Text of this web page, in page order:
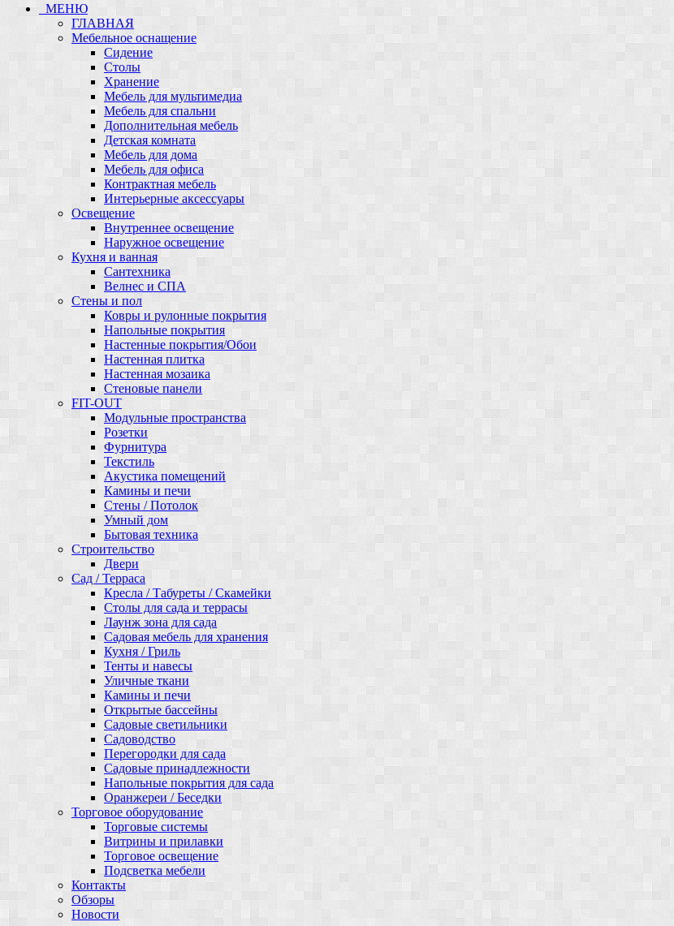
МЕНЮ
ГЛАВНАЯ
Мебельное оснащение
Сидение
Столы
Хранение
Мебель для мультимедиа
Мебель для спальни
Дополнительная мебель
Детская комната
Мебель для дома
Мебель для офиса
Контрактная мебель
Интерьерные аксессуары
Освещение
Внутреннее освещение
Наружное освещение
Кухня и ванная
Сантехника
Велнес и СПА
Стены и пол
Ковры и рулонные покрытия
Напольные покрытия
Настенные покрытия/Обои
Настенная плитка
Настенная мозаика
Стеновые панели
FIT-OUT
Модульные пространства
Розетки
Фурнитура
Текстиль
Акустика помещений
Камины и печи
Стены / Потолок
Умный дом
Бытовая техника
Строительство
Двери
Сад / Терраса
Кресла / Табуреты / Скамейки
Столы для сада и террасы
Лаунж зона для сада
Садовая мебель для хранения
Кухня / Гриль
Тенты и навесы
Уличные ткани
Камины и печи
Открытые бассейны
Садовые светильники
Садоводство
Перегородки для сада
Садовые принадлежности
Напольные покрытия для сада
Оранжереи / Беседки
Торговое оборудование
Торговые системы
Витрины и прилавки
Торговое освещение
Подсветка мебели
Контакты
Обзоры
Новости